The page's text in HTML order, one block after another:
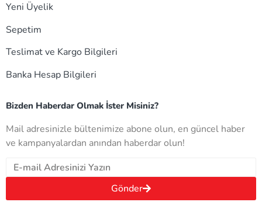
Yeni Üyelik
Sepetim
Teslimat ve Kargo Bilgileri
Banka Hesap Bilgileri
Bizden Haberdar Olmak İster Misiniz?
Mail adresinizle bültenimize abone olun, en güncel haber
ve kampanyalardan anından haberdar olun!
Gönder